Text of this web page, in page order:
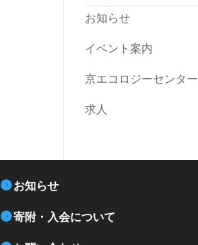
お知らせ
イベント案内
京エコロジーセンター
求人
お知らせ
寄附・入会について